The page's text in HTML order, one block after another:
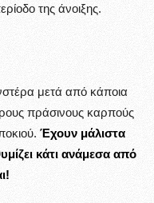
της άνοιξης.
μετά από κάποια
πράσινους καρπούς
Έχουν μάλιστα
κάτι ανάμεσα από